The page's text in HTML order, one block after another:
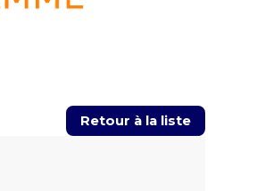
Retour à la liste